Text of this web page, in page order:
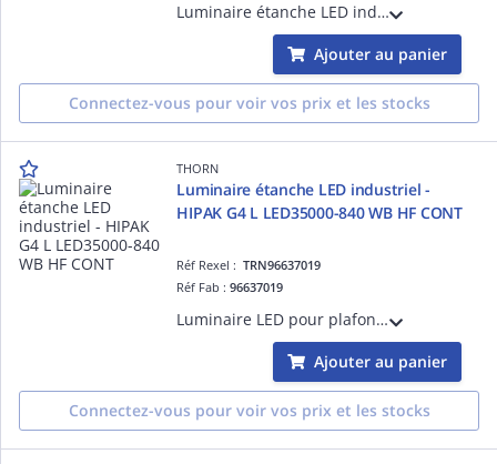
Luminaire étanche LED industriel - HIPAK G4 S LED15000-840 WB HFIX QC5 - Alimentation pour luminaires LED ¿ 15000 lm ¿ 85.6W ¿ 30° ¿ 4000K ¿ IP65 ¿ version DALI
Ajouter au panier
Connectez-vous pour voir vos prix et les stocks
THORN
Luminaire étanche LED industriel -
HIPAK G4 L LED35000-840 WB HF CONT
Réf Rexel :TRN96637019
Réf Fab :96637019
Luminaire LED pour plafonds élevés avec point de suspension unique et optique à faisceau extensif. Electronique, non gradable, pour alimentation 220-240V, 50/60Hz. Classe électrique I. IK08. Boîtier : aluminium fonderie. Verre
Ajouter au panier
Connectez-vous pour voir vos prix et les stocks